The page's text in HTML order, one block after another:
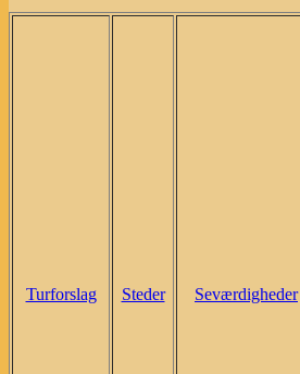
Turforslag Steder Seværdigheder